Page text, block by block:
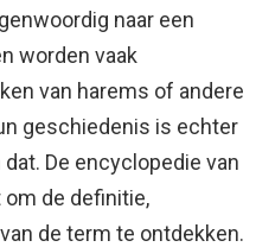
naar een
worden vaak
van harems of andere
geschiedenis is echter
De encyclopedie van
de definitie,
de term te ontdekken.